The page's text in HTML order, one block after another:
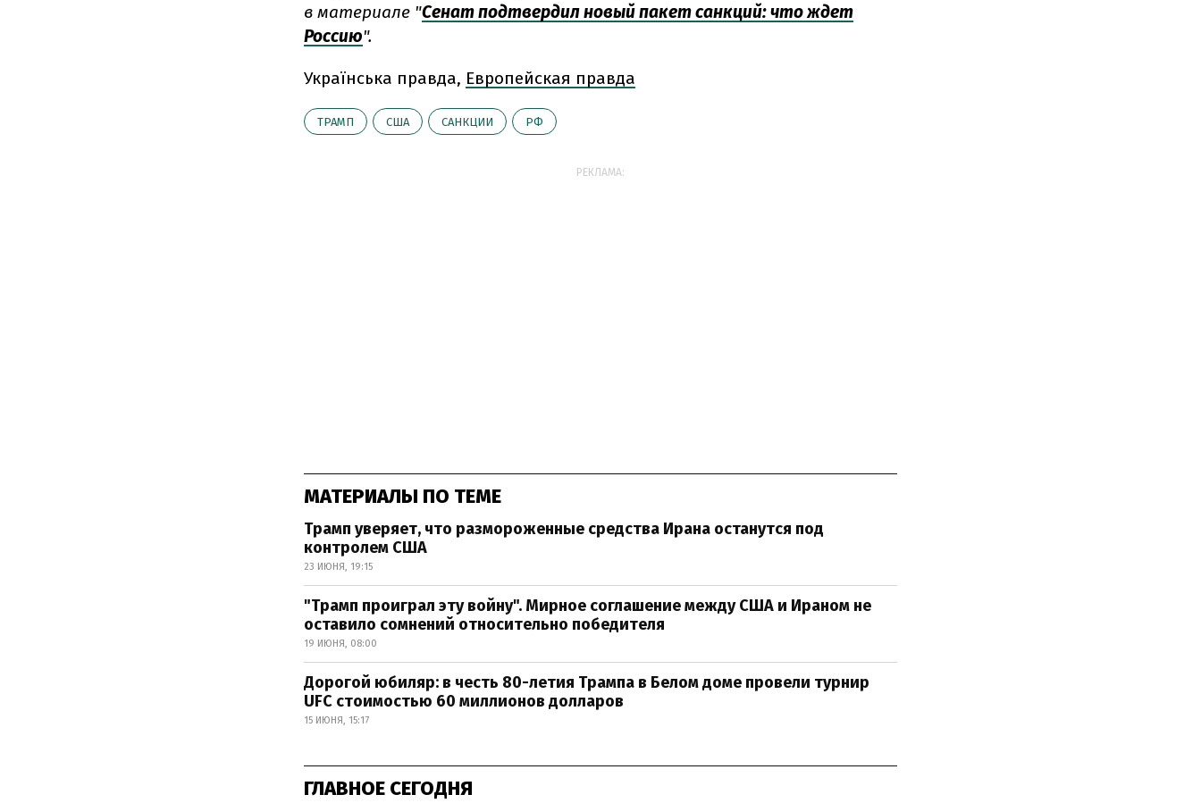
в материале "Сенат подтвердил новый пакет санкций: что ждет
Россию".
Українська правда, Европейская правда
ТРАМП США САНКЦИИ РФ
РЕКЛАМА:
МАТЕРИАЛЫ ПО ТЕМЕ
Трамп уверяет, что размороженные средства Ирана останутся под
контролем США
23 ИЮНЯ, 19:15
"Трамп проиграл эту войну". Мирное соглашение между США и Ираном не
оставило сомнений относительно победителя
19 ИЮНЯ, 08:00
Дорогой юбиляр: в честь 80-летия Трампа в Белом доме провели турнир
UFC стоимостью 60 миллионов долларов
15 ИЮНЯ, 15:17
ГЛАВНОЕ СЕГОДНЯ